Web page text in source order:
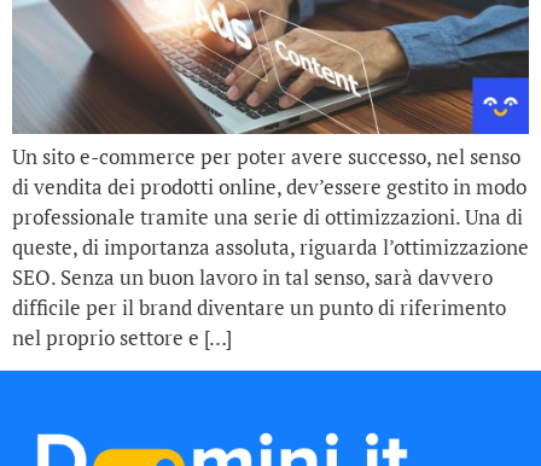
Un sito e-commerce per poter avere successo, nel senso
di vendita dei prodotti online, dev’essere gestito in modo
professionale tramite una serie di ottimizzazioni. Una di
queste, di importanza assoluta, riguarda l’ottimizzazione
SEO. Senza un buon lavoro in tal senso, sarà davvero
difficile per il brand diventare un punto di riferimento
nel proprio settore e […]